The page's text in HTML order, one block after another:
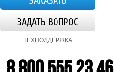
ЗАДАТЬ ВОПРОС
ТЕХПОДДЕРЖКА